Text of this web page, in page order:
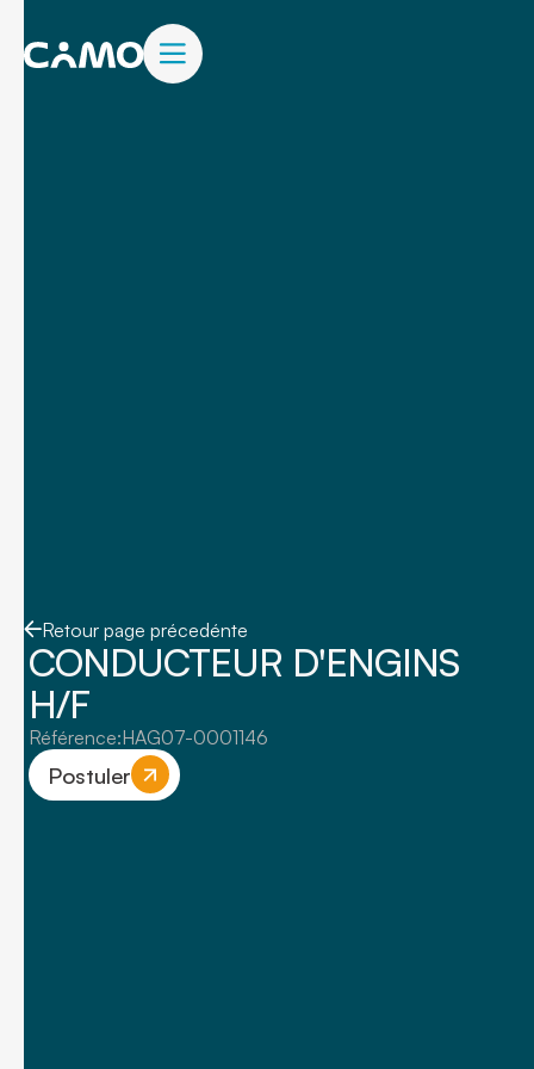
Retour page précedénte
CONDUCTEUR D'ENGINS
H/F
Référence:HAG07-0001146
Postuler